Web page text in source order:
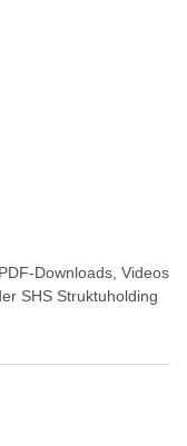
Downloads, Videos
SHS Struktuholding